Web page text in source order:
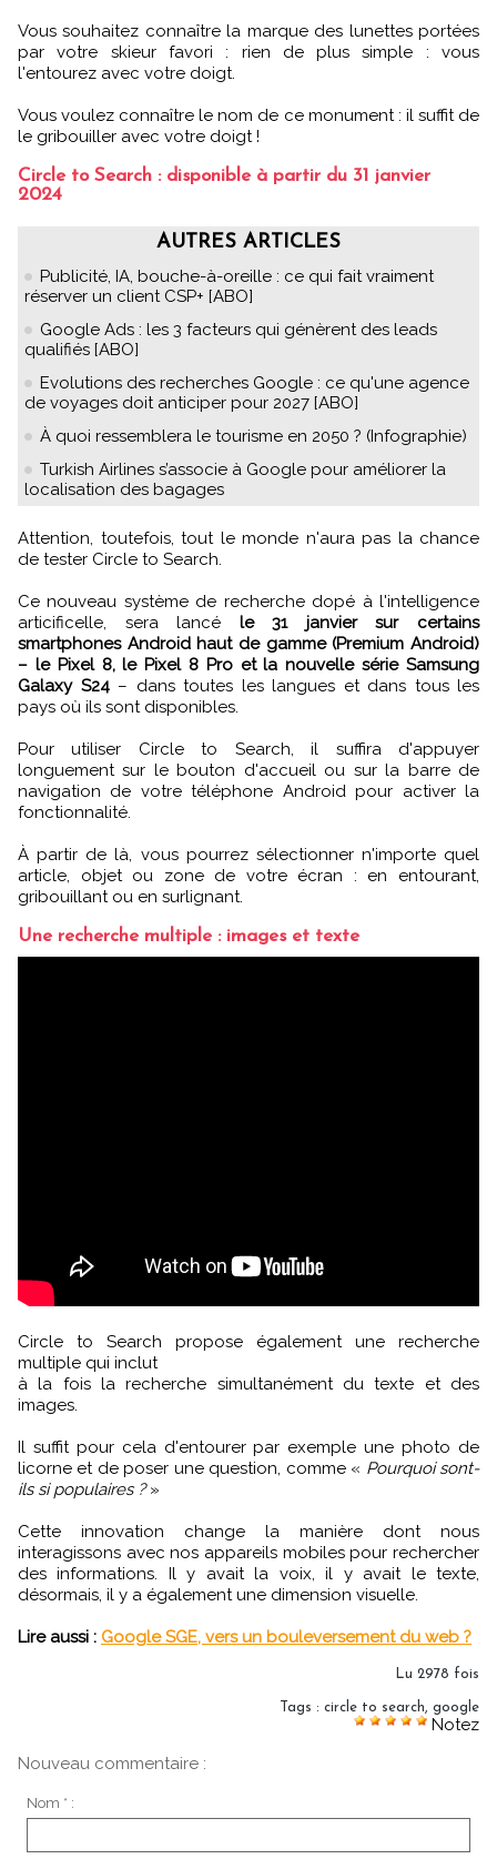
Vous souhaitez connaître la marque des lunettes portées
par votre skieur favori : rien de plus simple : vous
l'entourez avec votre doigt.
Vous voulez connaître le nom de ce monument : il suffit de
le gribouiller avec votre doigt !
Circle to Search : disponible à partir du 31 janvier
2024
AUTRES ARTICLES
Publicité, IA, bouche-à-oreille : ce qui fait vraiment
réserver un client CSP+ [ABO]
Google Ads : les 3 facteurs qui génèrent des leads
qualifiés [ABO]
Evolutions des recherches Google : ce qu'une agence
de voyages doit anticiper pour 2027 [ABO]
À quoi ressemblera le tourisme en 2050 ? (Infographie)
Turkish Airlines s’associe à Google pour améliorer la
localisation des bagages
Attention, toutefois, tout le monde n'aura pas la chance
de tester Circle to Search.
Ce nouveau système de recherche dopé à l'intelligence
articificelle, sera lancé le 31 janvier sur certains
smartphones Android haut de gamme (Premium Android)
– le Pixel 8, le Pixel 8 Pro et la nouvelle série Samsung
Galaxy S24– dans toutes les langues et dans tous les
pays où ils sont disponibles.
Pour utiliser Circle to Search, il suffira d'appuyer
longuement sur le bouton d'accueil ou sur la barre de
navigation de votre téléphone Android pour activer la
fonctionnalité.
À partir de là, vous pourrez sélectionner n'importe quel
article, objet ou zone de votre écran : en entourant,
gribouillant ou en surlignant.
Une recherche multiple : images et texte
Circle to Search propose également une recherche
multiple qui inclut
à la fois la recherche simultanément du texte et des
images.
Il suffit pour cela d'entourer par exemple une photo de
licorne et de poser une question, comme « Pourquoi sont-
ils si populaires ?»
Cette innovation change la manière dont nous
interagissons avec nos appareils mobiles pour rechercher
des informations. Il y avait la voix, il y avait le texte,
désormais, il y a également une dimension visuelle.
Lire aussi : Google SGE, vers un bouleversement du web ?
Lu 2978 fois
Tags : circle to search, google
Notez
Nouveau commentaire :
Nom * :